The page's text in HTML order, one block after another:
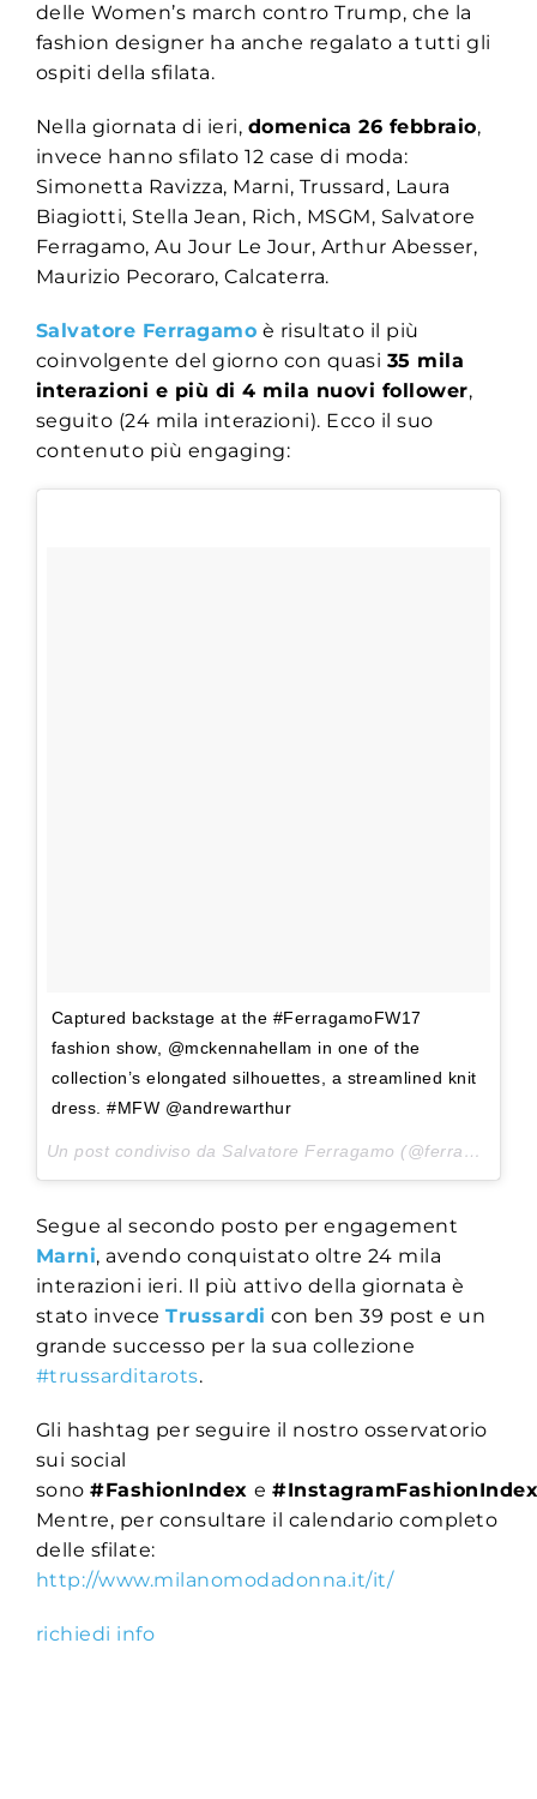
delle Women’s march contro Trump, che la
fashion designer ha anche regalato a tutti gli
ospiti della sfilata.
Nella giornata di ieri, domenica 26 febbraio,
invece hanno sfilato 12 case di moda:
Simonetta Ravizza, Marni, Trussard, Laura
Biagiotti, Stella Jean, Rich, MSGM, Salvatore
Ferragamo, Au Jour Le Jour, Arthur Abesser,
Maurizio Pecoraro, Calcaterra.
Salvatore Ferragamo è risultato il più
coinvolgente del giorno con quasi 35 mila
interazioni e più di 4 mila nuovi follower,
seguito (24 mila interazioni). Ecco il suo
contenuto più engaging:
Captured backstage at the #FerragamoFW17
fashion show, @mckennahellam in one of the
collection’s elongated silhouettes, a streamlined knit
dress. #MFW @andrewarthur
Un post condiviso da Salvatore Ferragamo (@ferragamo) in data:
Segue al secondo posto per engagement
Marni, avendo conquistato oltre 24 mila
interazioni ieri. Il più attivo della giornata è
stato inveceTrussardi con ben 39 post e un
grande successo per la sua collezione
#trussarditarots.
Gli hashtag per seguire il nostro osservatorio
sui social
sono#FashionIndexe
Mentre, per consultare il calendario completo
delle sfilate:
http://www.milanomodadonna.it/it/
richiedi info